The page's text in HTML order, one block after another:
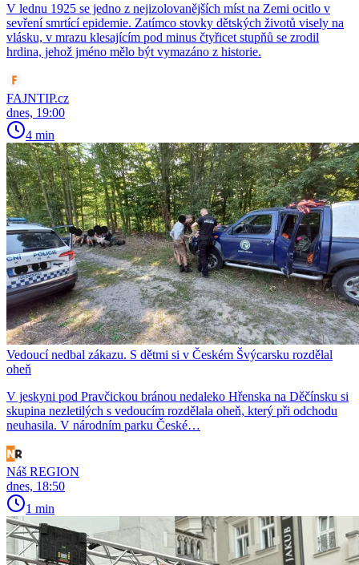
V lednu 1925 se jedno z nejizolovanějších míst na Zemi ocitlo v
sevření smrtící epidemie. Zatímco stovky dětských životů visely na
vlásku, v mrazu klesajícím pod minus čtyřicet stupňů se zrodil
hrdina, jehož jméno mělo být vymazáno z historie.
FAJNTIP.cz
dnes, 19:00
4 min
Vedoucí nedbal zákazu. S dětmi si v Českém Švýcarsku rozdělal
oheň
V jeskyni pod Pravčickou bránou nedaleko Hřenska na Děčínsku si
skupina nezletilých s vedoucím rozdělala oheň, který při odchodu
neuhasila. V národním parku České…
Náš REGION
dnes, 18:50
1 min